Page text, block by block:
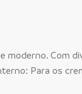
moderno. Com
Para os